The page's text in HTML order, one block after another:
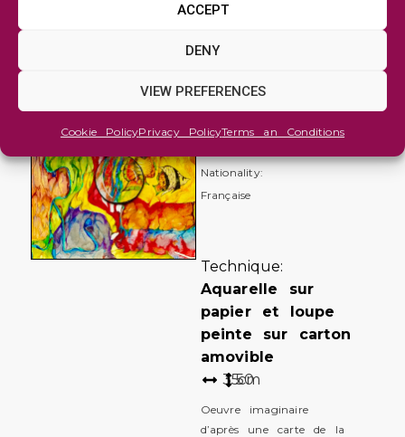
ACCEPT
DENY
VIEW PREFERENCES
Cookie PolicyPrivacy PolicyTerms an Conditions
Drawing/Illustration
Red
sea
Anita
Nationality:
Française
Technique:
Aquarelle sur
papier et loupe
peinte sur carton
amovible
3550
cm
Oeuvre imaginaire
d’après une carte de la